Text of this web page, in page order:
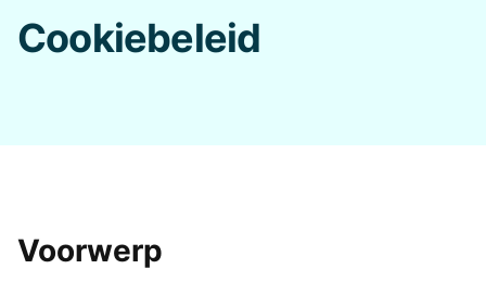
Cookiebeleid
Voorwerp